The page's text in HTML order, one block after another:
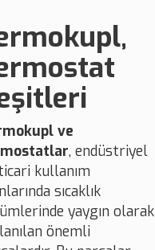
ve
, endüstriyel
kullanım
sıcaklık
yaygın olarak
önemli